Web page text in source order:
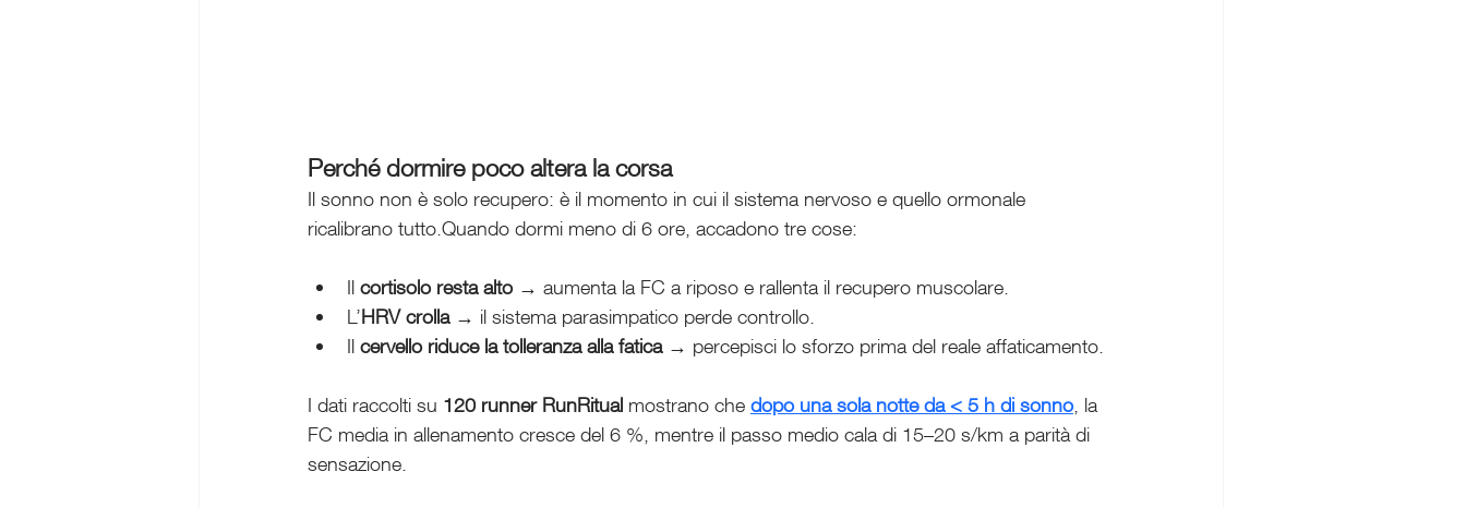
Perché dormire poco altera la corsa
Il sonno non è solo recupero: è il momento in cui il sistema nervoso e quello ormonale
ricalibrano tutto.Quando dormi meno di 6 ore, accadono tre cose:
Il cortisolo resta alto → aumenta la FC a riposo e rallenta il recupero muscolare.
L’HRV crolla → il sistema parasimpatico perde controllo.
Il cervello riduce la tolleranza alla fatica → percepisci lo sforzo prima del reale affaticamento.
I dati raccolti su 120 runner RunRitual mostrano che dopo una sola notte da < 5 h di sonno, la
FC media in allenamento cresce del 6 %, mentre il passo medio cala di 15–20 s/km a parità di
sensazione.